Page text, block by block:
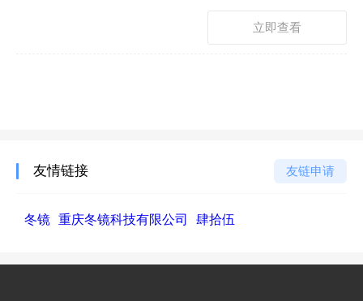
立即查看
友情链接 友链申请
冬镜 重庆冬镜科技有限公司 肆拾伍